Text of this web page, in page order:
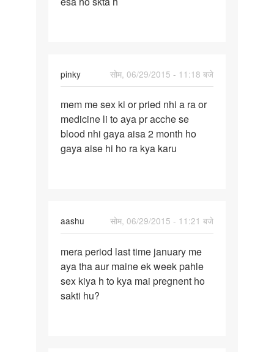
pinky
सोम, 06/29/2015 - 11:18 बजे
mem
me
sex
ki
mem me sex ki or pried nhi a ra or
medicine li to aya pr acche se
blood nhi gaya aisa 2 month ho
gaya aise hi ho ra kya karu
aashu
सोम, 06/29/2015 - 11:21 बजे
mera
period
last
time
mera period last time january me
aya tha aur maine ek week pahle
sex kiya h to kya mai pregnent ho
sakti hu?